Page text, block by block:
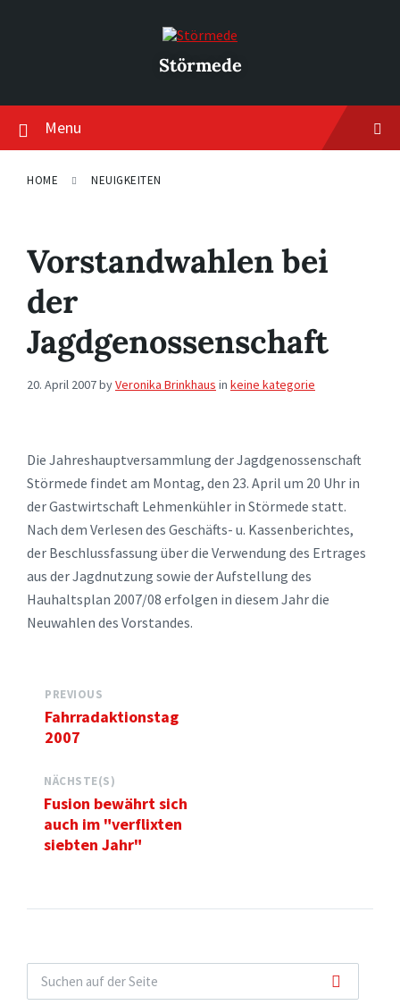
Störmede
Menu
HOME NEUIGKEITEN
Vorstandwahlen bei
der
Jagdgenossenschaft
20. April 2007byVeronika Brinkhaus in keine kategorie
Die Jahreshauptversammlung der Jagdgenossenschaft
Störmede findet am Montag, den 23. April um 20 Uhr in
der Gastwirtschaft Lehmenkühler in Störmede statt.
Nach dem Verlesen des Geschäfts- u. Kassenberichtes,
der Beschlussfassung über die Verwendung des Ertrages
aus der Jagdnutzung sowie der Aufstellung des
Hauhaltsplan 2007/08 erfolgen in diesem Jahr die
Neuwahlen des Vorstandes.
PREVIOUS
Fahrradaktionstag
2007
NÄCHSTE(S)
Fusion bewährt sich
auch im "verflixten
siebten Jahr"